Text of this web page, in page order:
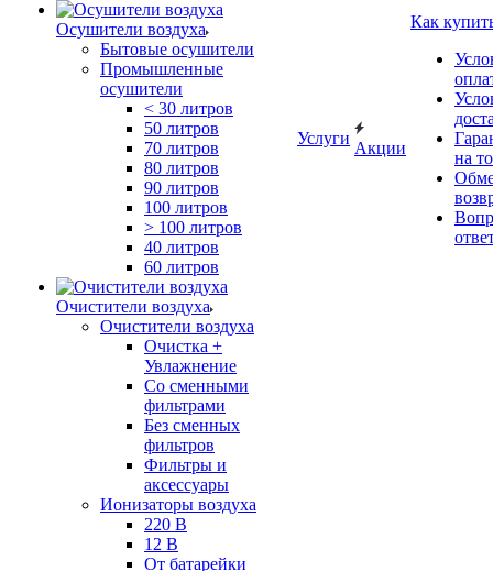
Осушители воздуха
Бытовые осушители
Промышленные
осушители
< 30 литров
50 литров
70 литров
80 литров
90 литров
100 литров
> 100 литров
40 литров
60 литров
Очистители воздуха
Очистители воздуха
Очистка +
Увлажнение
Cо сменными
фильтрами
Без сменных
фильтров
Фильтры и
аксессуары
Ионизаторы воздуха
220 В
12 В
От батарейки
Услуги
Акции
Как
на